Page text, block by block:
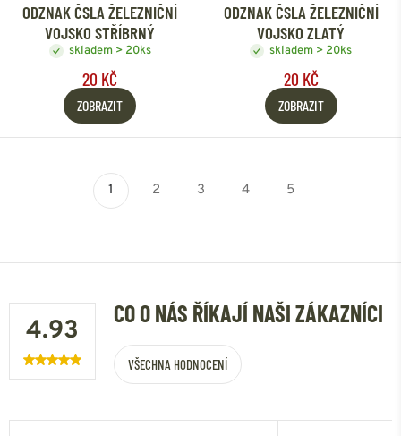
ODZNAK ČSLA ŽELEZNIČNÍ
VOJSKO STŘÍBRNÝ
skladem > 20ks
20 KČ
ZOBRAZIT
ODZNAK ČSLA ŽELEZNIČNÍ
VOJSKO ZLATÝ
skladem > 20ks
20 KČ
ZOBRAZIT
1 2 3 4 5
4.93
CO O NÁS ŘÍKAJÍ NAŠI ZÁKAZNÍCI
VŠECHNA HODNOCENÍ